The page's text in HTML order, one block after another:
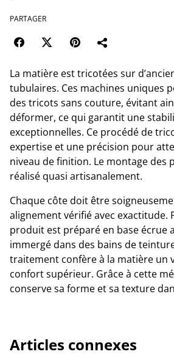
PARTAGER
La matière est tricotées sur
tubulaires. Ces machines uniques
des tricots sans couture, évitant
déformer, ce qui garantit une
exceptionnelles. Ce procédé de
expertise et une précision pour
niveau de finition. Le montage des
réalisé quasi artisanalement.
Chaque côte doit être
alignement vérifié avec exactitude.
produit est préparé en base écrue
immergé dans des bains de teinture
traitement confère à la matière un
confort supérieur. Grâce à cette
conserve sa forme et sa texture
Articles connexes